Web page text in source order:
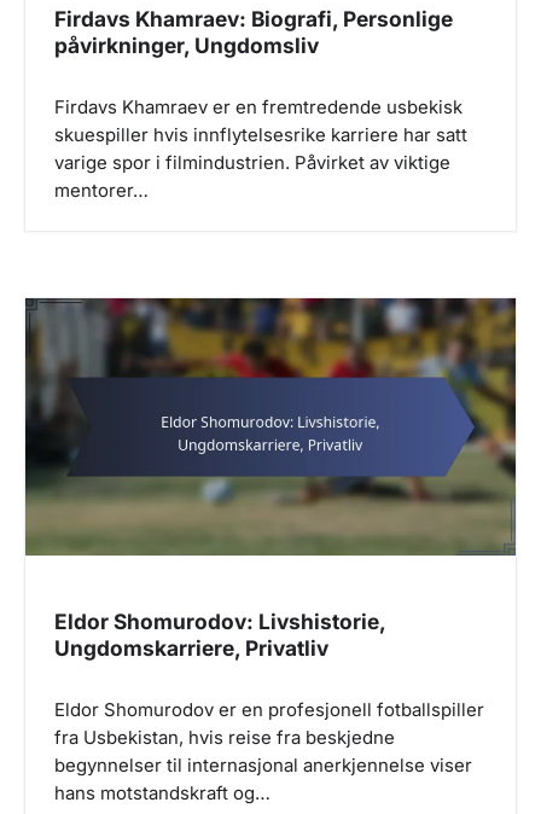
Firdavs Khamraev: Biografi, Personlige
påvirkninger, Ungdomsliv
Firdavs Khamraev er en fremtredende usbekisk
skuespiller hvis innflytelsesrike karriere har satt
varige spor i filmindustrien. Påvirket av viktige
mentorer…
Eldor Shomurodov: Livshistorie,
Ungdomskarriere, Privatliv
Eldor Shomurodov er en profesjonell fotballspiller
fra Usbekistan, hvis reise fra beskjedne
begynnelser til internasjonal anerkjennelse viser
hans motstandskraft og…